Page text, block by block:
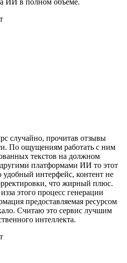
ИИ в полном объёме.
случайно, прочитав отзывы
По ощущениям работать с ним
текстов на должном
другими платформами ИИ то этот
удобный интерфейс, контент не
что жирный плюс.
изза этого процесс генерации
предоставляемая ресурсом
Считаю это сервис лучшим
интеллекта.